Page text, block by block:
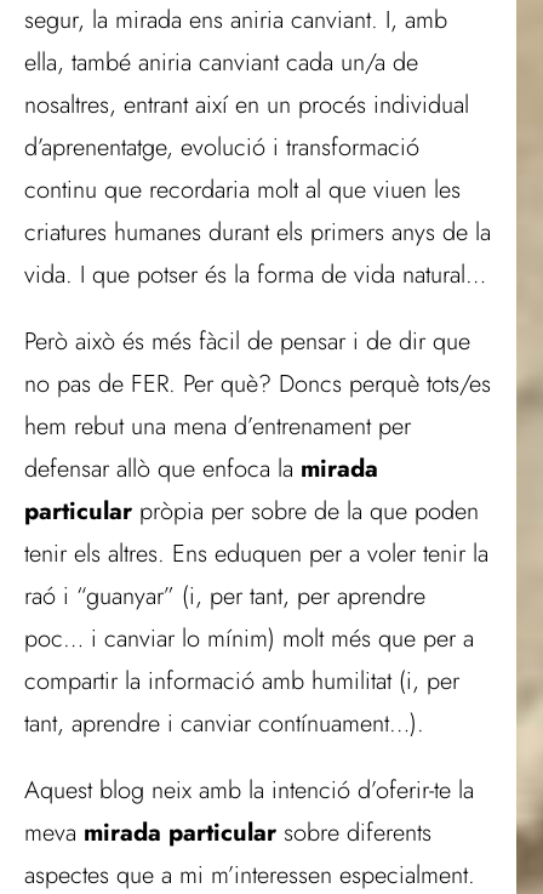
segur, la mirada ens aniria canviant. I, amb
ella, també aniria canviant cada un/a de
nosaltres, entrant així en un procés individual
d’aprenentatge, evolució i transformació
continu que recordaria molt al que viuen les
criatures humanes durant els primers anys de la
vida. I que potser és la forma de vida natural…
Però això és més fàcil de pensar i de dir que
no pas de FER. Per què? Doncs perquè tots/es
hem rebut una mena d’entrenament per
defensar allò que enfoca la mirada
particular pròpia per sobre de la que poden
tenir els altres. Ens eduquen per a voler tenir la
raó i “guanyar” (i, per tant, per aprendre
poc… i canviar lo mínim) molt més que per a
compartir la informació amb humilitat (i, per
tant, aprendre i canviar contínuament…).
Aquest blog neix amb la intenció d’oferir-te la
meva mirada particular sobre diferents
aspectes que a mi m’interessen especialment.